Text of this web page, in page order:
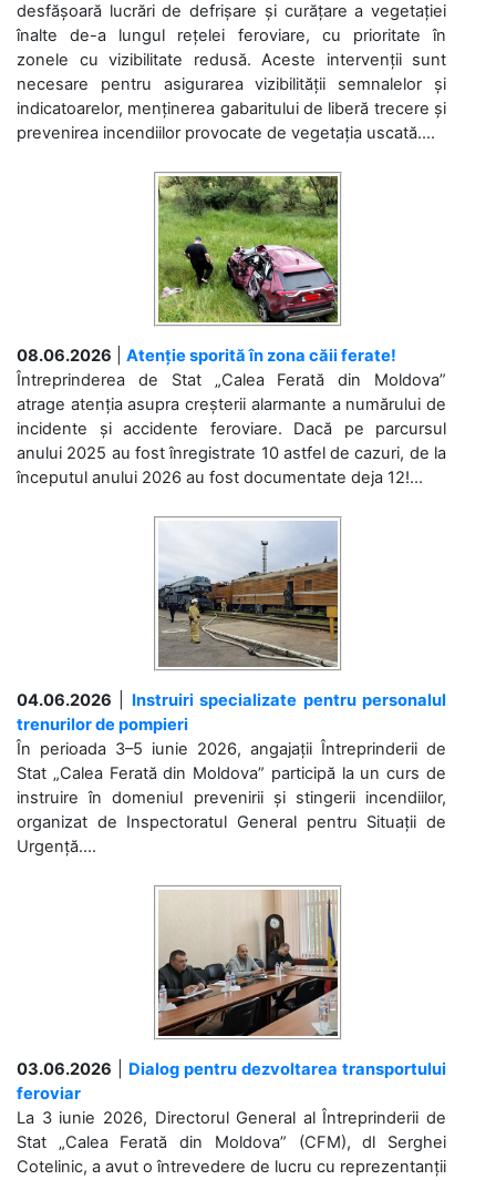
desfășoară lucrări de defrișare și curățare a vegetației
înalte de-a lungul rețelei feroviare, cu prioritate în
zonele cu vizibilitate redusă. Aceste intervenții sunt
necesare pentru asigurarea vizibilității semnalelor și
indicatoarelor, menținerea gabaritului de liberă trecere și
prevenirea incendiilor provocate de vegetația uscată....
08.06.2026
Atenție sporită în zona căii ferate!
Întreprinderea de Stat „Calea Ferată din Moldova”
atrage atenția asupra creșterii alarmante a numărului de
incidente și accidente feroviare. Dacă pe parcursul
anului 2025 au fost înregistrate 10 astfel de cazuri, de la
începutul anului 2026 au fost documentate deja 12!...
04.06.2026
Instruiri specializate pentru personalul
trenurilor de pompieri
În perioada 3–5 iunie 2026, angajații Întreprinderii de
Stat „Calea Ferată din Moldova” participă la un curs de
instruire în domeniul prevenirii și stingerii incendiilor,
organizat de Inspectoratul General pentru Situații de
Urgență....
03.06.2026
Dialog pentru dezvoltarea transportului
feroviar
La 3 iunie 2026, Directorul General al Întreprinderii de
Stat „Calea Ferată din Moldova” (CFM), dl Serghei
Cotelinic, a avut o întrevedere de lucru cu reprezentanții